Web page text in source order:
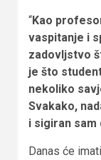
“Kao
vaspitanje i
zadovljstvo
je što
nekoliko
Svakako,
i sigiran sam
Danas će